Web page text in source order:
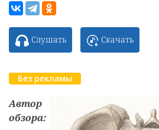
Слушать Скачать
Без рекламы
Автор
обзора: